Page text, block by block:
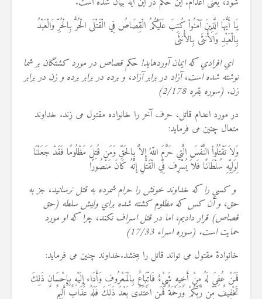
يَا أَيُّهَا الَّذِينَ آمَنُواْ كُتِبَ عَلَيْكُمُ الْقِصَاصُ فِي الْقَتْلَى الْحُرُّ بِالْحُرِّ وَالْعَبْدُ
بِالْعَبْدِ وَالأُنثَى بِالأُنثَى
اي افرادي كه ايمان آورده‏ايد! حكم قصاص در مورد كشتگان بر شما
نوشته شده است، آزاد در برابر آزاد، و برده در برابر برده و زن در برابر
زن. (سوره بقره 2/178
)
در مورد اعدام قاتل، حرف آخر را خانواده مقتول می زند. خداوند
متعال چنین می فرماید:
وَلاَ تَقْتُلُواْ النَّفْسَ الَّتِي حَرَّمَ اللّهُ إِلاَّ بِالحَقِّ وَمَن قُتِلَ مَظْلُومًا فَقَدْ جَعَلْنَا
لِوَلِيِّهِ سُلْطَانًا فَلاَ يُسْرِف فِّي الْقَتْلِ إِنَّهُ كَانَ مَنْصُورًا
و كسي را كه خداوند خونش را حرام شمرده به قتل نرسانيد، جز به
حق، و آن كس كه مظلوم كشته شده براي وليش سلطه (حق
قصاص) قرار داديم، اما در قتل اسراف نكند، چرا كه او مورد
حمايت است. (سوره اسراء 17/33
)
خانوادۀ مقتول می تواند قاتل را ببخشد.خداوند چنین می فرماید:
فَمَنْ عُفِيَ لَهُ مِنْ أَخِيهِ شَيْءٌ فَاتِّبَاعٌ بِالْمَعْرُوفِ وَأَدَاء إِلَيْهِ بِإِحْسَانٍ ذَلِكَ
تَخْفِيفٌ مِّن رَّبِّكُمْ وَرَحْمَةٌ فَمَنِ اعْتَدَى بَعْدَ ذَلِكَ فَلَهُ عَذَابٌ أَلِيمٌ
22 نمایش ها